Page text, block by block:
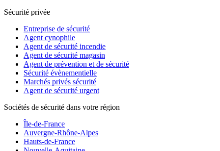
Sécurité privée
Entreprise de sécurité
Agent cynophile
Agent de sécurité incendie
Agent de sécurité magasin
Agent de prévention et de sécurité
Sécurité évènementielle
Marchés privés sécurité
Agent de sécurité urgent
Sociétés de sécurité dans votre région
Île-de-France
Auvergne-Rhône-Alpes
Hauts-de-France